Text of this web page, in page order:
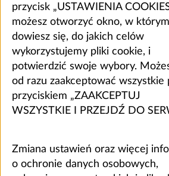
przycisk „USTAWIENIA
możesz otworzyć okno, w którym
dowiesz się, do jakich celów
wykorzystujemy pliki cookie, i
potwierdzić swoje wybory.
od razu zaakceptować wszystkie
przyciskiem „ZAAKCEPTUJ
WSZYSTKIE I PRZEJDŹ DO
Zmiana ustawień oraz więcej
o ochronie danych osobowych,